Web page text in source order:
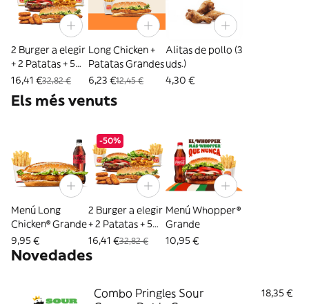
2 Burger a elegir
+ 2 Patatas + 5
Nuggets
16,41 €32,82 €
Long Chicken +
Patatas Grandes
6,23 €12,45 €
Alitas de pollo (3
uds.)
4,30 €
Els més venuts
Menú Long
Chicken® Grande
9,95 €
-50%
2 Burger a elegir
+ 2 Patatas + 5
Nuggets
16,41 €32,82 €
Menú Whopper®
Grande
10,95 €
Novedades
Combo Pringles Sour
18,35 €